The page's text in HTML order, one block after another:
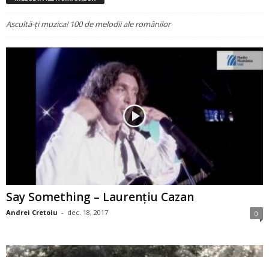
Ascultă-ți muzica! 100 de melodii ale românilor
Say Something – Laurenţiu Cazan
Andrei Cretoiu - dec. 18, 2017 0